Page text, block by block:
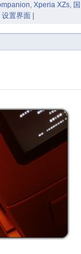
, Xperia XZs, 国
设置界面